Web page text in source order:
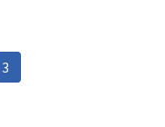
固
定
3